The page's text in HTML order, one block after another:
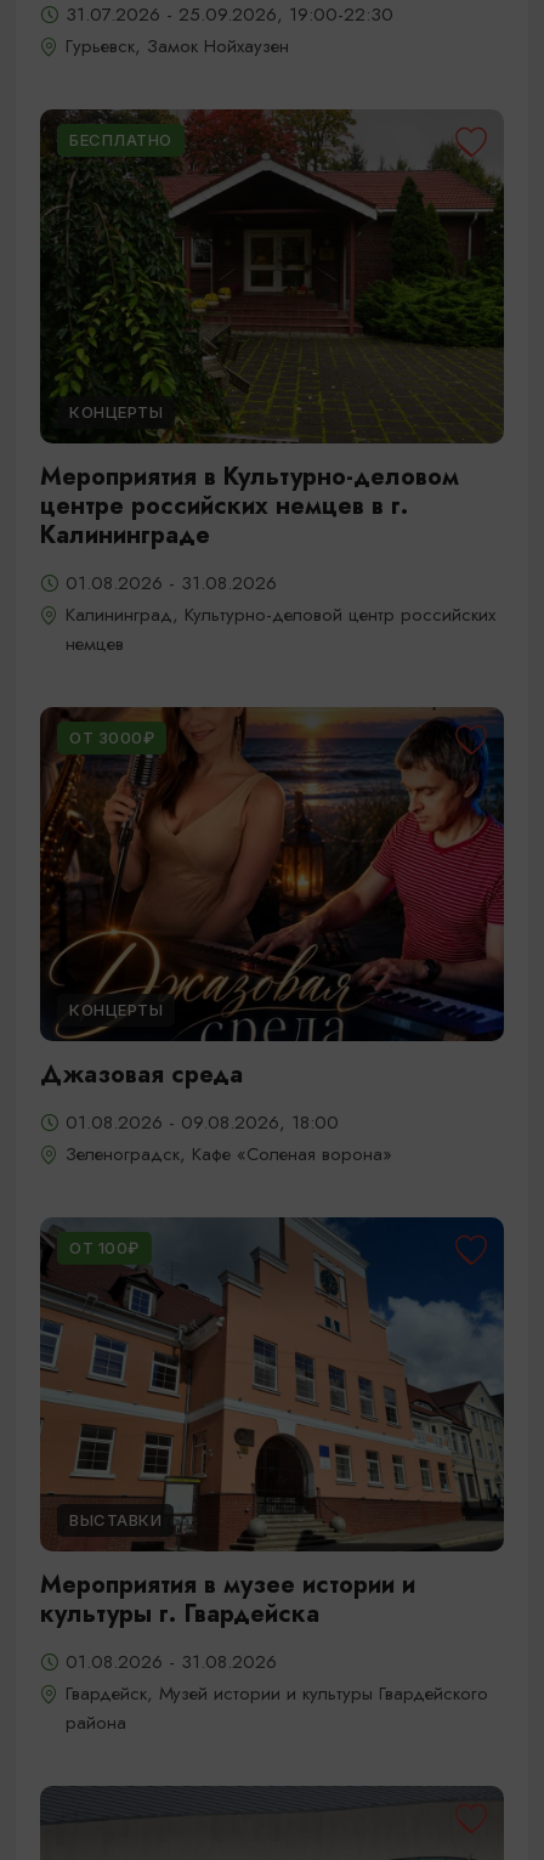
31.07.2026 - 25.09.2026, 19:00-22:30
Гурьевск, Замок Нойхаузен
БЕСПЛАТНО
КОНЦЕРТЫ
Мероприятия в Культурно-деловом
центре российских немцев в г.
Калининграде
01.08.2026 - 31.08.2026
Калининград, Культурно-деловой центр российских
немцев
ОТ 3000₽
КОНЦЕРТЫ
Джазовая среда
01.08.2026 - 09.08.2026, 18:00
Зеленоградск, Кафе «Соленая ворона»
ОТ 100₽
ВЫСТАВКИ
Мероприятия в музее истории и
культуры г. Гвардейска
01.08.2026 - 31.08.2026
Гвардейск, Музей истории и культуры Гвардейского
района